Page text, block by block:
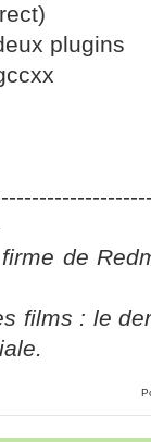
plugins
de
films : le